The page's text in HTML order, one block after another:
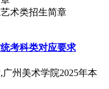
术类招生简章
考科类对应要求
州美术学院2025年本